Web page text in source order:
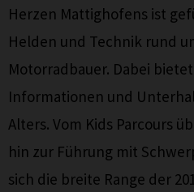
Herzen Mattighofens ist
Helden und Technik rund
Motorradbauer. Dabei
Informationen und
Alters. Vom Kids Parcours
hin zur Führung mit
sich die breite Range der